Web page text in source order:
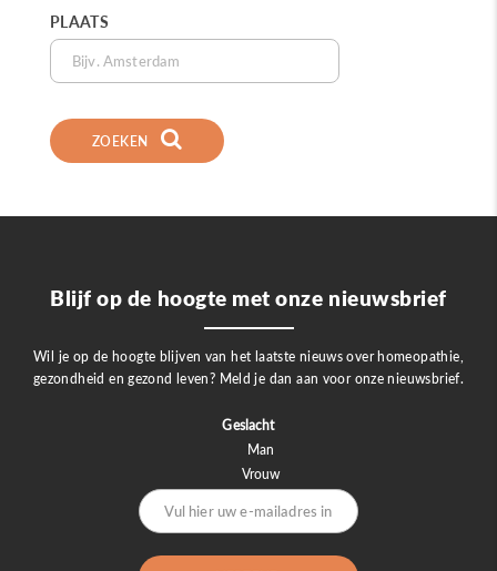
PLAATS
ZOEKEN
Blijf op de hoogte met onze nieuwsbrief
Wil je op de hoogte blijven van het laatste nieuws over homeopathie,
gezondheid en gezond leven? Meld je dan aan voor onze nieuwsbrief.
Geslacht
Man
Vrouw